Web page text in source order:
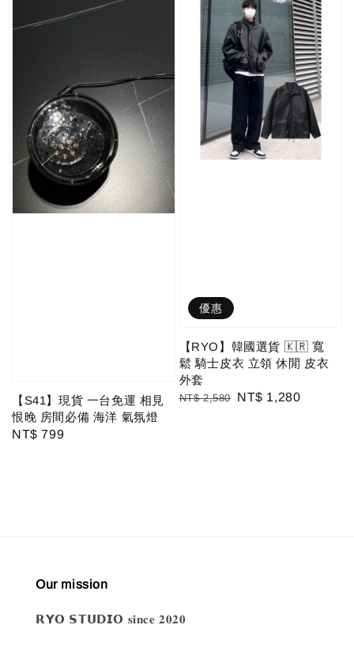
【S41】現貨 一台免運 相見
恨晚 房間必備 海洋 氣氛燈
Regular
NT$ 799
優惠
【RYO】韓國選貨 🇰🇷 寬
鬆 騎士皮衣 立領 休閒 皮衣
外套
Regular
NT$ 2,580
Sale
NT$ 1,280
Our mission
𝗥𝗬𝗢 𝗦𝗧𝗨𝗗𝗜𝗢 𝐬𝐢𝐧𝐜𝐞 𝟐𝟎𝟐𝟎